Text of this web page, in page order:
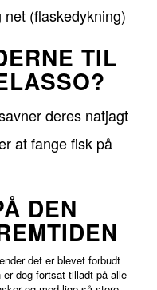
(flaskedykning)
TIL
deres natjagt
at fange fisk på
DEN
det er blevet forbudt
dog fortsat tilladt på alle